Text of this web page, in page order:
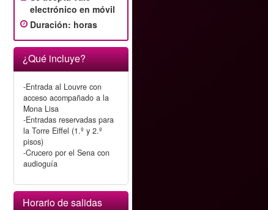
electrónico en móvil
Duración: horas
¿Qué incluye?
-Entrada al Louvre con
acceso acompañado a la
Mona Lisa
-Entradas reservadas para
la Torre Eiffel (1.º y 2.º
pisos)
-Crucero por el Sena con
audioguía
Horario de salidas